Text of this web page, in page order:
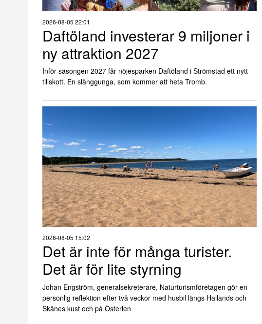
2026-08-05 22:01
Daftöland investerar 9 miljoner i
ny attraktion 2027
Inför säsongen 2027 får nöjesparken Daftöland i Strömstad ett nytt
tillskott. En slänggunga, som kommer att heta Tromb.
2026-08-05 15:02
Det är inte för många turister.
Det är för lite styrning
Johan Engström, generalsekreterare, Naturturismföretagen gör en
personlig reflektion efter två veckor med husbil längs Hallands och
Skånes kust och på Österlen